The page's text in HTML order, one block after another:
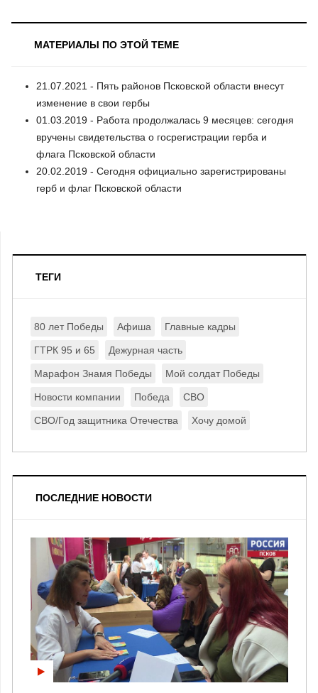
МАТЕРИАЛЫ ПО ЭТОЙ ТЕМЕ
21.07.2021 - Пять районов Псковской области внесут
изменение в свои гербы
01.03.2019 - Работа продолжалась 9 месяцев: сегодня
вручены свидетельства о госрегистрации герба и
флага Псковской области
20.02.2019 - Сегодня официально зарегистрированы
герб и флаг Псковской области
ТЕГИ
80 лет Победы Афиша Главные кадры
ГТРК 95 и 65 Дежурная часть
Марафон Знамя Победы Мой солдат Победы
Новости компании Победа СВО
СВО/Год защитника Отечества Хочу домой
ПОСЛЕДНИЕ НОВОСТИ